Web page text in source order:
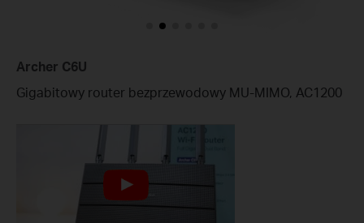
Archer C6U
Gigabitowy router bezprzewodowy MU-MIMO, AC1200